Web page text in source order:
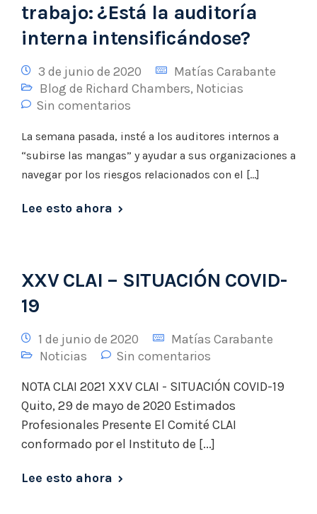
trabajo: ¿Está la auditoría
interna intensificándose?
3 de junio de 2020
Matías Carabante
Blog de Richard Chambers, Noticias
Sin comentarios
La semana pasada, insté a los auditores internos a
“subirse las mangas” y ayudar a sus organizaciones a
navegar por los riesgos relacionados con el […]
Lee esto ahora
XXV CLAI – SITUACIÓN COVID-
19
1 de junio de 2020
Matías Carabante
Noticias
Sin comentarios
NOTA CLAI 2021 XXV CLAI - SITUACIÓN COVID-19
Quito, 29 de mayo de 2020 Estimados
Profesionales Presente El Comité CLAI
conformado por el Instituto de [...]
Lee esto ahora